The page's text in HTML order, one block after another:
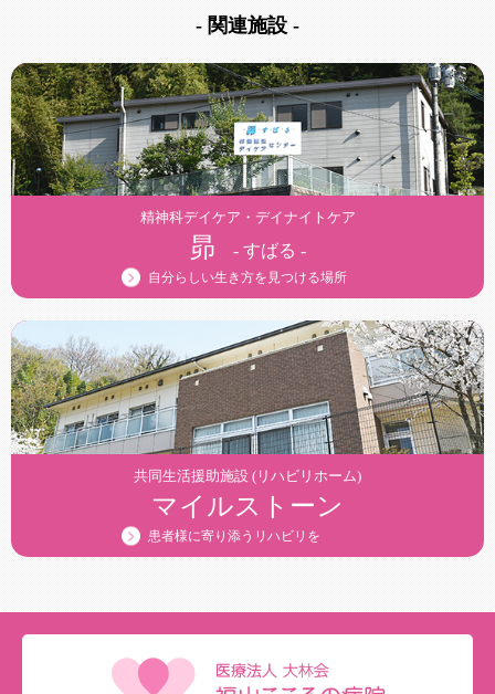
就職
祝金
- 関連施設 -
精神科デイケア・デイナイトケア
昴 - すばる -
自分らしい生き方を見つける場所
共同生活援助施設 (リハビリホーム)
マイルストーン
患者様に寄り添うリハビリを